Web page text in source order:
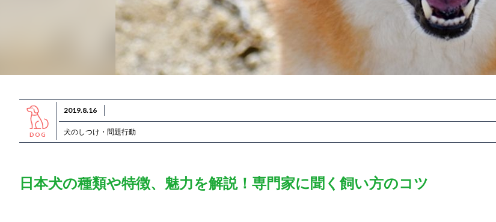
DOG
2019.8.16
犬のしつけ・問題行動
日本犬の種類や特徴、魅力を解説！専門家に聞く飼い方のコツ